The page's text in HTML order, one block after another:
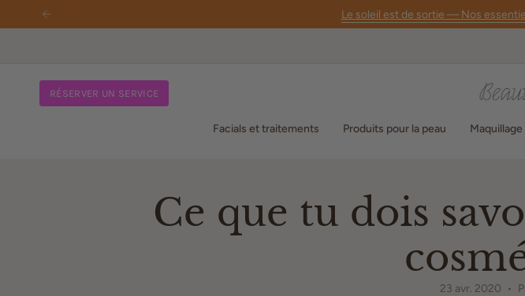
Le soleil est de sortie — Nos
RÉSERVER UN SERVICE
Facials et traitements Produits pour la peau Maquillage
Ce que tu dois
23 avr. 2020